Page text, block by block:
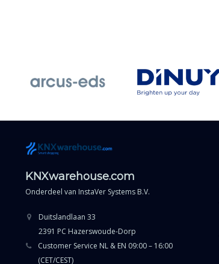
KNXwarehouse.com
Onderdeel van InstaVer Systems B.V.
Duitslandlaan 33
2391 PC Hazerswoude-Dorp
Customer Service NL & EN 09:00 – 16:00
(CET/CEST)